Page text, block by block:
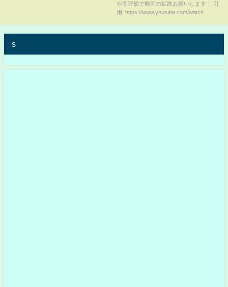
ました…【河合ゆうすけ/三橋貴
や高評価で動画の拡散お願いします！ 引
用: https://www.youtube.com/watch...
s